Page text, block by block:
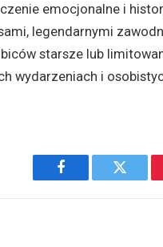
emocjonalne i
legendarnymi
starsze lub
wydarzeniach i
Facebook Twitter